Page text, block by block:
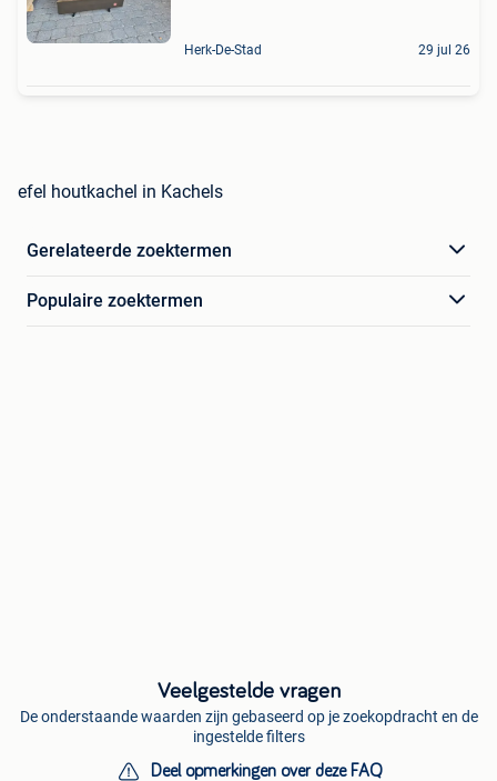
Herk-De-Stad 29 jul 26
efel houtkachel in Kachels
Gerelateerde zoektermen
Populaire zoektermen
Veelgestelde vragen
De onderstaande waarden zijn gebaseerd op je zoekopdracht en de
ingestelde filters
Deel opmerkingen over deze FAQ